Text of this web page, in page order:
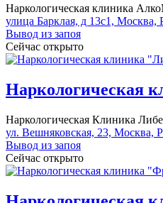
Наркологическая клиника
улица Барклая, д 13с1, Москва,
Вывод из запоя
Сейчас открыто
Наркологическая
Наркологическая Клиника
ул. Вешняковская, 23, Москва,
Вывод из запоя
Сейчас открыто